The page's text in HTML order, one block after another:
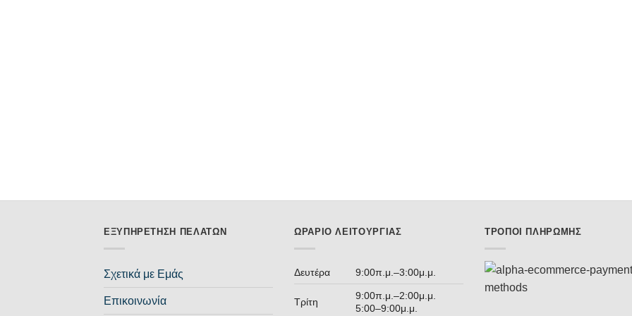
ΕΞΥΠΗΡΈΤΗΣΗ ΠΕΛΑΤΏΝ
Σχετικά με Εμάς
Επικοινωνία
ΩΡΆΡΙΟ ΛΕΙΤΟΥΡΓΊΑΣ
Δευτέρα 9:00π.μ.–3:00μ.μ.
Τρίτη
9:00π.μ.–2:00μ.μ.
5:00–9:00μ.μ.
ΤΡΌΠΟΙ ΠΛΗΡΩΜΉΣ